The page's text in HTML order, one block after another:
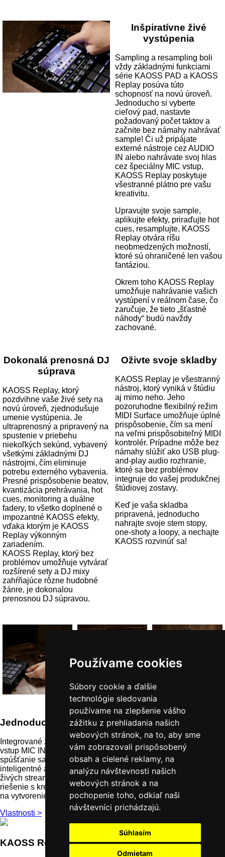
Používame cookies
Súbory cookie a ďalšie
technológie sledovania
používame na zlepšenie vášho
zážitku z prehliadania našich
webových stránok, na to, aby sme
vám zobrazovali prispôsobený
obsah a cielené reklamy, na
analýzu návštevnosti našich
webových stránok a na
pochopenie toho, odkiaľ naši
návštevníci prichádzajú.
Súhlasím
Odmietam
Inšpiratívne živé
vystúpenia
Sampling a resampling boli
vždy základnými funkciami
série KAOSS PAD a KAOSS
Replay posúva túto
schopnosť na novú úroveň.
Jednoducho si vyberte
cieľový pad, nastavte
požadovaný počet taktov a
začnite bez námahy nahrávať
sample! Či už pripájate
externé nástroje cez AUDIO
IN alebo nahrávate svoj hlas
cez špeciálny MIC vstup,
KAOSS Replay poskytuje
všestranné plátno pre vašu
kreativitu.
Upravujte svoje sample,
aplikujte efekty, priraďujte hot
cues, resamplujte, KAOSS
Replay otvára ríšu
neobmedzených možností,
ktoré sú ohraničené len vašou
fantáziou.
Okrem toho KAOSS Replay
umožňuje nahrávanie vašich
vystúpení v reálnom čase, čo
zaručuje, že tieto „šťastné
náhody“ budú navždy
zachované.
Dokonalá prenosná DJ
súprava
KAOSS Replay, ktorý
pozdvihne vaše živé sety na
novú úroveň, zjednodušuje
umenie vystúpenia. Je
ultraprenosný a pripravený na
spustenie v priebehu
niekoľkých sekúnd, vybavený
všetkými základnými DJ
nástrojmi, čím eliminuje
potrebu externého vybavenia.
Presné prispôsobenie beatov,
kvantizácia prehrávania, hot
cues, monitoring a duálne
fadery, to všetko doplnené o
impozantné KAOSS efekty,
vďaka ktorým je KAOSS
Replay výkonným
zariadením.
KAOSS Replay, ktorý bez
problémov umožňuje vytvárať
rozšírené sety a DJ mixy
zahŕňajúce rôzne hudobné
žánre, je dokonalou
prenosnou DJ súpravou.
Oživte svoje skladby
KAOSS Replay je všestranný
nástroj, ktorý vyniká v štúdiu
aj mimo neho. Jeho
pozoruhodne flexibilný režim
MIDI Surface umožňuje úplné
prispôsobenie, čím sa mení
na veľmi prispôsobiteľný MIDI
kontrolér. Prípadne môže bez
námahy slúžiť ako USB plug-
and-play audio rozhranie,
ktoré sa bez problémov
integruje do vašej produkčnej
štúdiovej zostavy.
Keď je vaša skladba
pripravená, jednoducho
nahrajte svoje stem stopy,
one-shoty a loopy, a nechajte
KAOSS rozvinúť sa!
Jednoduché streamovanie naživo
Integrované zvukové rozhranie KAOSS Replay, vyhradený
vstup MIC IN, výkonné a kreatívne vokálne efekty a jednoduché
spúšťanie samplov prostredníctvom padov ponúkajú
inteligentné a kompaktné riešenie typu „všetko v jednom“ pre
živých streamerov, ktorí hľadajú jednoduché, integrované
riešenie s kreatívnymi efektmi, ktoré možno intuitívne používať
na vytvorenie jedinečného zážitku zo živého vysielania.
Vlastnosti >
KAOSS Replay